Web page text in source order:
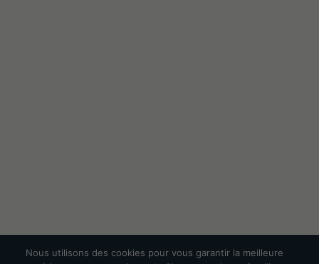
Nous utilisons des cookies pour vous garantir la meilleure